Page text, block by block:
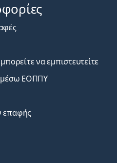
να εμπιστευτείτε
μέσω ΕΟΠΠΥ
επαφής